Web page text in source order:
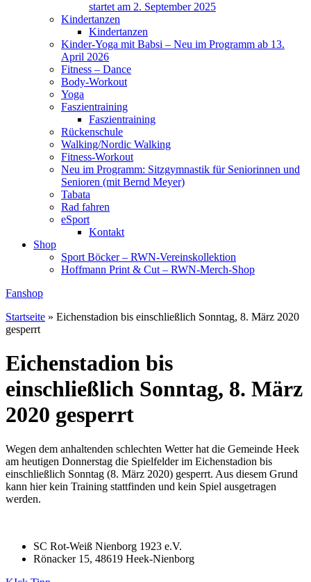
startet am 2. September 2025
Kindertanzen
Kindertanzen
Kinder-Yoga mit Babsi – Neu im Programm ab 13.
April 2026
Fitness – Dance
Body-Workout
Yoga
Faszientraining
Faszientraining
Rückenschule
Walking/Nordic Walking
Fitness-Workout
Neu im Programm: Sitzgymnastik für Seniorinnen und
Senioren (mit Bernd Meyer)
Tabata
Rad fahren
eSport
Kontakt
Shop
Sport Böcker – RWN-Vereinskollektion
Hoffmann Print & Cut – RWN-Merch-Shop
Fanshop
Startseite » Eichenstadion bis einschließlich Sonntag, 8. März 2020
gesperrt
Eichenstadion bis
einschließlich Sonntag, 8. März
2020 gesperrt
Wegen dem anhaltenden schlechten Wetter hat die Gemeinde Heek
am heutigen Donnerstag die Spielfelder im Eichenstadion bis
einschließlich Sonntag (8. März 2020) gesperrt. Aus diesem Grund
kann hier kein Training stattfinden und kein Spiel ausgetragen
werden.
SC Rot-Weiß Nienborg 1923 e.V.
Rönacker 15, 48619 Heek-Nienborg